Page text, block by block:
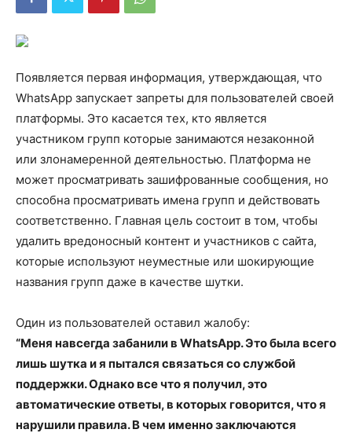
Появляется первая информация, утверждающая, что
WhatsApp запускает запреты для пользователей своей
платформы. Это касается тех, кто является
участником групп которые занимаются незаконной
или злонамеренной деятельностью. Платформа не
может просматривать зашифрованные сообщения, но
способна просматривать имена групп и действовать
соответственно. Главная цель состоит в том, чтобы
удалить вредоносный контент и участников с сайта,
которые используют неуместные или шокирующие
названия групп даже в качестве шутки.
Один из пользователей оставил жалобу:
“Меня навсегда забанили в WhatsApp. Это была всего
лишь шутка и я пытался связаться со службой
поддержки. Однако все что я получил, это
автоматические ответы, в которых говорится, что я
нарушили правила. В чем именно заключаются